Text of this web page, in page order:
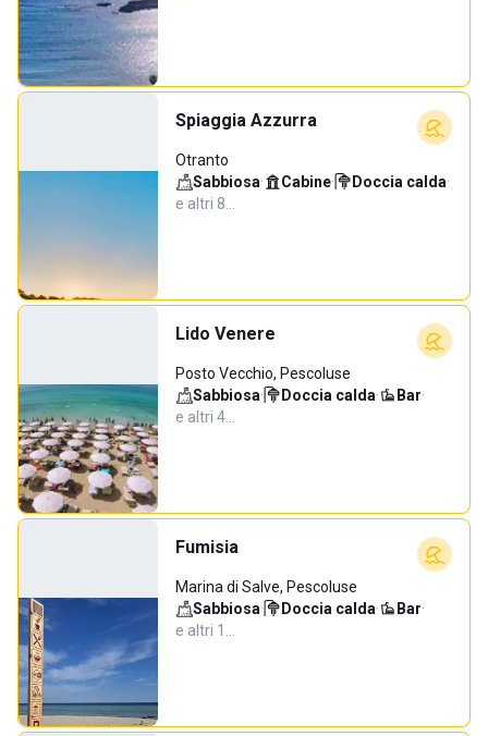
Spiaggia Azzurra
Otranto
Sabbiosa· Cabine· Doccia calda·
e altri 8…
Lido Venere
Posto Vecchio, Pescoluse
Sabbiosa· Doccia calda· Bar·
e altri 4…
Fumisia
Marina di Salve, Pescoluse
Sabbiosa· Doccia calda· Bar·
e altri 1…